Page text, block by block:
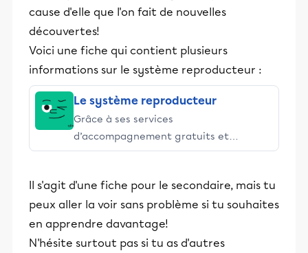
cause d'elle que l'on fait de nouvelles
découvertes!
Voici une fiche qui contient plusieurs
informations sur le système reproducteur :
Le système reproducteur
Grâce à ses services
d’accompagnement gratuits et
stimulants, Alloprof engage les élèves
éducative.
Il s'agit d'une fiche pour le secondaire, mais tu
peux aller la voir sans problème si tu souhaites
en apprendre davantage!
N'hésite surtout pas si tu as d'autres